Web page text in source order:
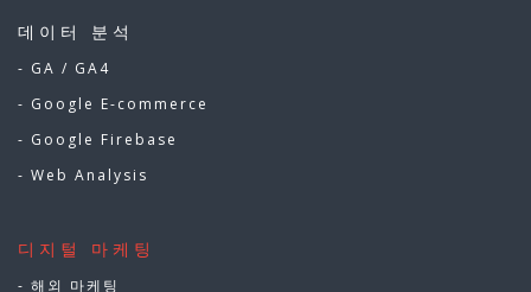
데이터 분석
- GA / GA4
- Google E-commerce
- Google Firebase
- Web Analysis
디지털 마케팅
- 해외 마케팅